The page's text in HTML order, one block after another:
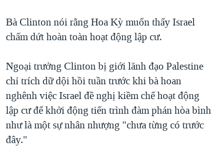
SỨC KHOẺ
VĂN HOÁ
GIÁO DỤC
TRỊNH VĨNH BÌNH - NGƯỜI HẠ 'BÊN THẮNG CUỘC'
CHI PHÍ CHIẾN TRANH AFGHANISTAN
CÁC GIÁ TRỊ CỘNG HÒA Ở VIỆT NAM
THƯỢNG ĐỈNH TRUMP-KIM TẠI VIỆT NAM
TRỊNH VĨNH BÌNH VS. CHÍNH PHỦ VIỆT NAM
NGƯ DÂN VIỆT VÀ LÀN SÓNG TRỘM HẢI SÂM
Ngôn ngữ khác
Bà Clinton nói rằng Hoa Kỳ muốn thấy Israel
chấm dứt hoàn toàn hoạt động lập cư.
Ngoại trưởng Clinton bị giới lãnh đạo Palestine
chỉ trích dữ dội hồi tuần trước khi bà hoan
nghênh việc Israel đề nghị kiềm chế hoạt động
lập cư để khởi động tiến trình đàm phán hòa bình
như là một sự nhân nhượng "chưa từng có trước
đây."